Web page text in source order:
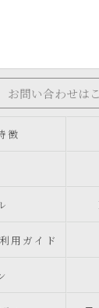
お問い合わせは
徴
用ガイド